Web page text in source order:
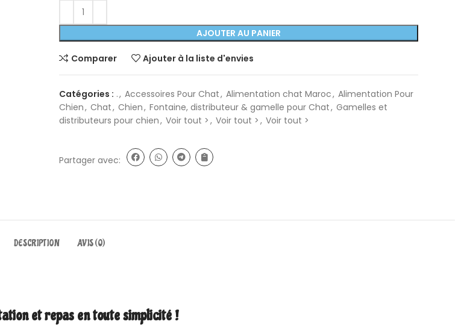
AJOUTER AU PANIER
Comparer Ajouter à la liste d'envies
Catégories : ., Accessoires Pour Chat, Alimentation chat Maroc, Alimentation Pour
Chien, Chat, Chien, Fontaine, distributeur & gamelle pour Chat, Gamelles et
distributeurs pour chien, Voir tout > , Voir tout > , Voir tout >
Partager avec:
DESCRIPTION AVIS (0)
et repas en toute simplicité !